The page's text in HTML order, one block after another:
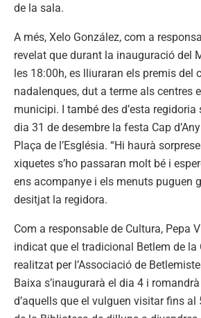
de la sala.
A més, Xelo González, com a
revelat que durant la inauguració del
les 18:00h, es lliuraran els premis del
nadalenques, dut a terme als centres
municipi. I també des d’esta regidoria
dia 31 de desembre la festa Cap
Plaça de l’Església. “Hi haurà
xiquetes s’ho passaran molt bé i
ens acompanye i els menuts puguen
desitjat la regidora.
Com a responsable de Cultura, Pepa
indicat que el tradicional Betlem de la
realitzat per l’Associació de
Baixa s’inaugurarà el dia 4 i
d’aquells que el vulguen visitar fins al